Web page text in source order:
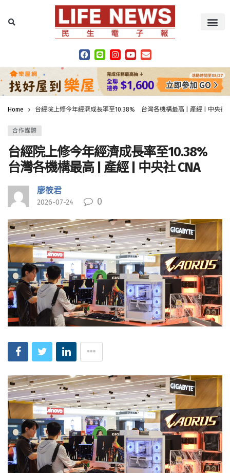
Home 台經院上修今年經濟成長率至10.38% 台灣各機構最高 | 產經 | 中央社
合作媒體
台經院上修今年經濟成長率至10.38%
台灣各機構最高 | 產經 | 中央社 CNA
廖筱君
2026-07-24 0